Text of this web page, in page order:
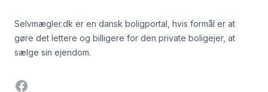
Selvmægler.dk er en dansk boligportal, hvis formål er at
gøre det lettere og billigere for den private boligejer, at
sælge sin ejendom.
Facebook